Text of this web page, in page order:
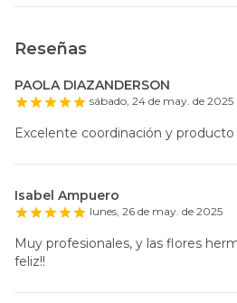
Reseñas
PAOLA DIAZANDERSON
sábado, 24 de may. de 2025
Excelente coordinación y producto
Isabel Ampuero
lunes, 26 de may. de 2025
Muy profesionales, y las flores
feliz!!